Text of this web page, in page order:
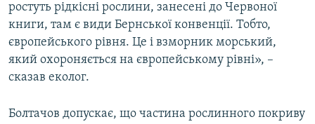
ростуть рідкісні рослини, занесені до Червоної
книги, там є види Бернської конвенції. Тобто,
європейського рівня. Це і взморник морський,
який охороняється на європейському рівні», –
сказав еколог.
Болтачов допускає, що частина рослинного покриву